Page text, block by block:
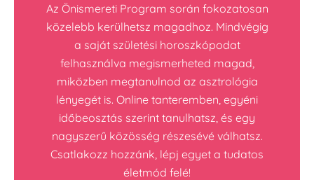
Az Önismereti Program során fokozatosan
közelebb kerülhetsz magadhoz. Mindvégig
a saját születési horoszkópodat
felhasználva megismerheted magad,
miközben megtanulnod az asztrológia
lényegét is. Online tanteremben, egyéni
időbeosztás szerint tanulhatsz, és egy
nagyszerű közösség részesévé válhatsz.
Csatlakozz hozzánk, lépj egyet a tudatos
életmód felé!